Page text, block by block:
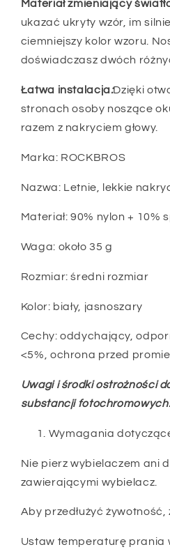
Materiał zmieniający
ukazać ukryty wzór, im
ciemniejszy kolor wzoru.
doświadczasz dwóch
Łatwa instalacja:Dzięki
stronach osoby noszące
razem z nakryciem głowy.
Marka: ROCKBROS
Nazwa: Letnie, lekkie
Materiał: 90% nylon + 10%
Waga: około 35 g
Rozmiar: średni rozmiar
Kolor: biały, jasnoszary
Cechy: oddychający,
<5%, ochrona przed
Uwagi i środki ostrożności
substancji
Wymagania
Nie pierz wybielaczem ani
zawierającymi wybielacz.
Aby przedłużyć
Ustaw temperaturę prania